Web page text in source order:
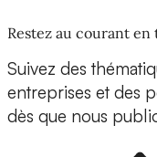
Restez au courant en
Suivez des
entreprises et des
dès que nous